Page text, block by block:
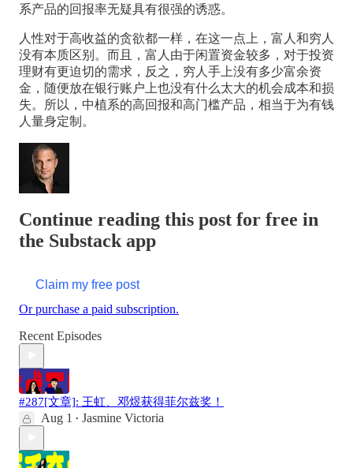
系产品的回报率无疑具有很强的诱惑。
人性对于高收益的贪欲都一样，在这一点上，富人和穷人
没有本质区别。而且，富人由于闲置资金较多，对于投资
理财有更迫切的需求，反之，穷人手上没有多少富余资
金，随便放在银行账户上也没有什么太大的机会成本和损
失。所以，中植系的高回报和高门槛产品，相当于为有钱
人量身定制。
Continue reading this post for free in
the Substack app
Claim my free post
Or purchase a paid subscription.
Recent Episodes
#287[文章]: 王虹、邓煜获得菲尔兹奖！
Aug 1 • Jasmine Victoria